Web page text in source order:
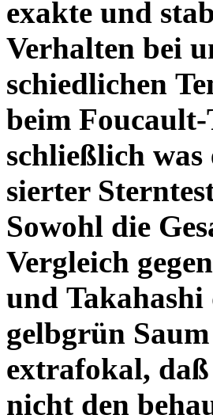
exakte und
Verhalten bei
schiedlichen
beim
schließlich
sierter
Sowohl die
Vergleich
und Takahashi
gelbgrün
extrafokal,
nicht den